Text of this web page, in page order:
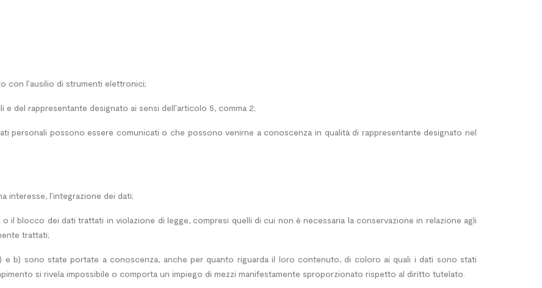
con l’ausilio di strumenti elettronici;
del rappresentante designato ai sensi dell’articolo 5, comma 2;
personali possono essere comunicati o che possono venirne a conoscenza in qualità di rappresentante designato nel
interesse, l’integrazione dei dati;
il blocco dei dati trattati in violazione di legge, compresi quelli di cui non è necessaria la conservazione in relazione agli
trattati;
e b) sono state portate a conoscenza, anche per quanto riguarda il loro contenuto, di coloro ai quali i dati sono stati
si rivela impossibile o comporta un impiego di mezzi manifestamente sproporzionato rispetto al diritto tutelato.